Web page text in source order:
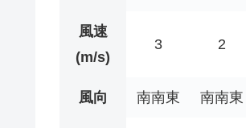
風速
(m/s)
3 2
風向 南南東 南南東